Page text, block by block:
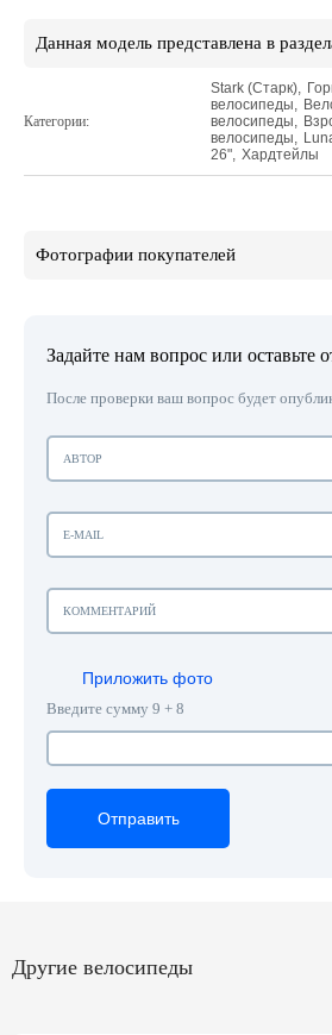
Данная модель представлена в
Категории:
Stark (Старк),
велосипеды,
велосипеды,
велосипеды,
26", Хардтейлы
Фотографии покупателей
Задайте нам вопрос или оставьте
После проверки ваш вопрос будет
Приложить фото
Введите сумму 9 + 8
Отправить
Отправить
Отправить
Другие велосипеды